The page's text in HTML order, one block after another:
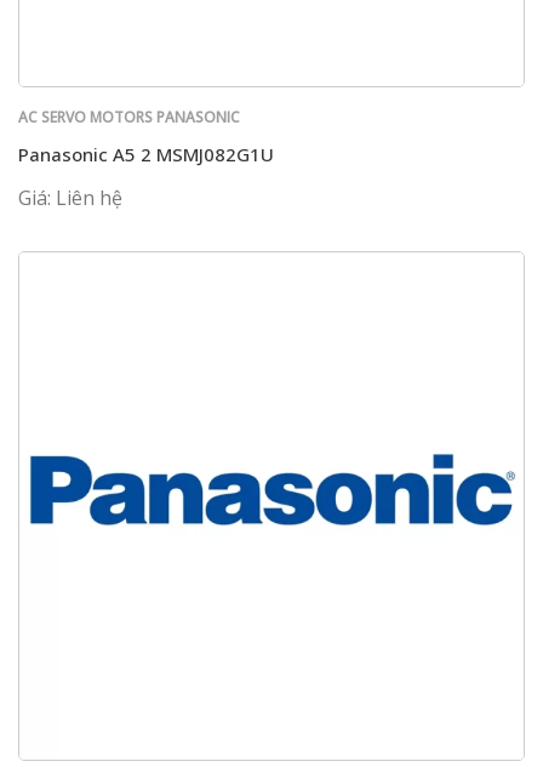
AC SERVO MOTORS PANASONIC
Panasonic A5 2 MSMJ082G1U
Giá: Liên hệ